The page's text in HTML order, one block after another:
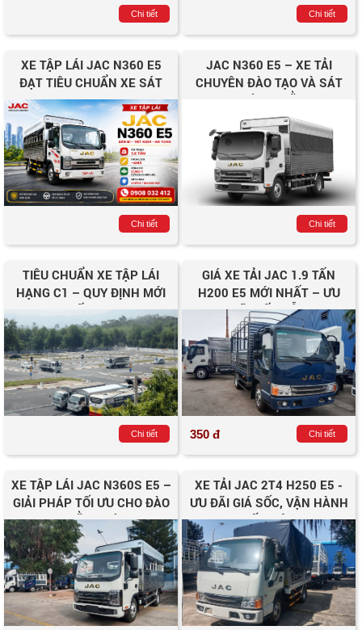
Chi tiết Chi tiết
XE TẬP LÁI JAC N360 E5
ĐẠT TIÊU CHUẨN XE SÁT
HẠCH HẠNG C1
Chi tiết
JAC N360 E5 – XE TẢI
CHUYÊN ĐÀO TẠO VÀ SÁT
Chi tiết
TIÊU CHUẨN XE TẬP LÁI
HẠNG C1 – QUY ĐỊNH MỚI
NHẤT 2025
Chi tiết
GIÁ XE TẢI JAC 1.9 TẤN
H200 E5 MỚI NHẤT – ƯU
ĐÃI HẤP DẪN
350 đ Chi tiết
XE TẬP LÁI JAC N360S E5 –
GIẢI PHÁP TỐI ƯU CHO ĐÀO
TẠO BẰNG LÁI C1
XE TẢI JAC 2T4 H250 E5 -
ƯU ĐÃI GIÁ SỐC, VẬN HÀNH
TIẾT KIỆM